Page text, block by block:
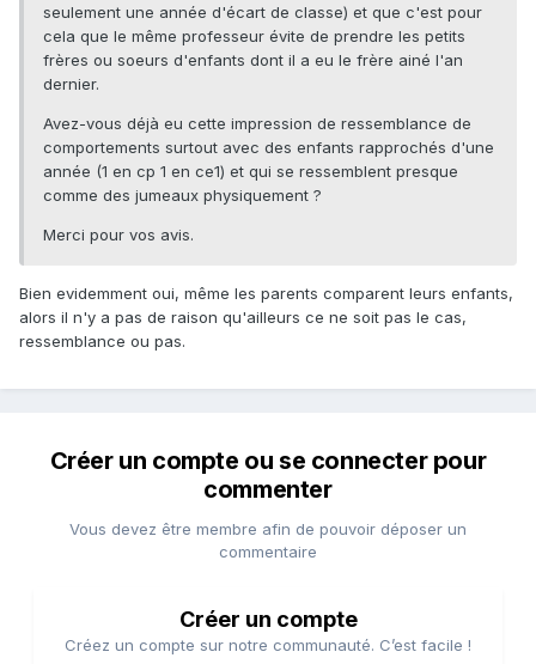
seulement une année d'écart de classe) et que c'est pour
cela que le même professeur évite de prendre les petits
frères ou soeurs d'enfants dont il a eu le frère ainé l'an
dernier.
Avez-vous déjà eu cette impression de ressemblance de
comportements surtout avec des enfants rapprochés d'une
année (1 en cp 1 en ce1) et qui se ressemblent presque
comme des jumeaux physiquement ?
Merci pour vos avis.
Bien evidemment oui, même les parents comparent leurs enfants,
alors il n'y a pas de raison qu'ailleurs ce ne soit pas le cas,
ressemblance ou pas.
Créer un compte ou se connecter pour
commenter
Vous devez être membre afin de pouvoir déposer un
commentaire
Créer un compte
Créez un compte sur notre communauté. C’est facile !